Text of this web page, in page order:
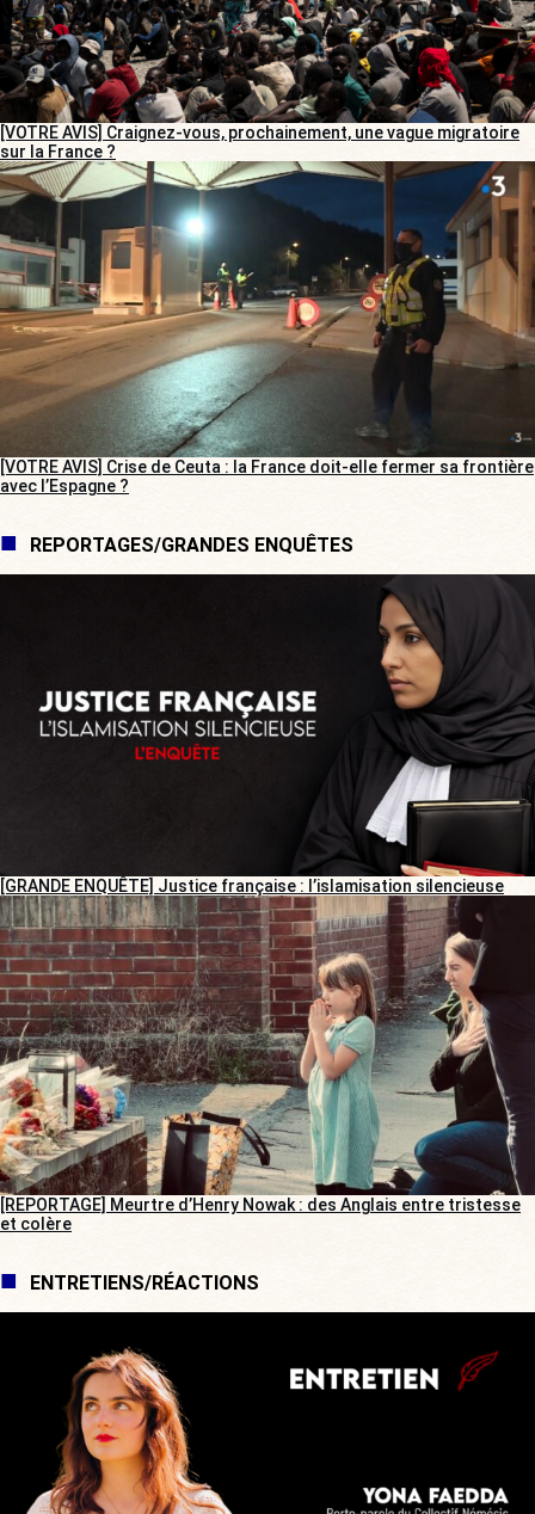
[VOTRE AVIS] Craignez-vous, prochainement, une vague migratoire
sur la France ?
[VOTRE AVIS] Crise de Ceuta : la France doit-elle fermer sa frontière
avec l’Espagne ?
REPORTAGES/GRANDES ENQUÊTES
[GRANDE ENQUÊTE] Justice française : l’islamisation silencieuse
[REPORTAGE] Meurtre d’Henry Nowak : des Anglais entre tristesse
et colère
ENTRETIENS/RÉACTIONS